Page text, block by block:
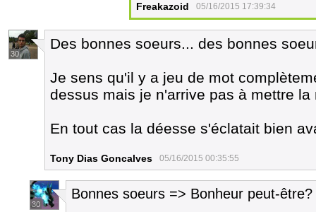
Freakazoid 05/16/2015 17:39:34
30
Des bonnes soeurs... des bonnes
Je sens qu'il y a jeu de mot
dessus mais je n'arrive pas à mettre la
En tout cas la déesse s'éclatait bien
Tony Dias Goncalves 05/16/2015 00:35:55
30
Bonnes soeurs => Bonheur peut-être?